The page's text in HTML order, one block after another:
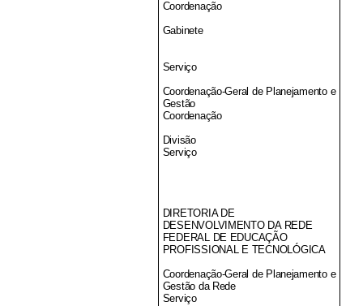
Coordenação
Gabinete
Serviço
Coordenação-Geral de Planejamento e
Gestão
Coordenação
Divisão
Serviço
DIRETORIA DE
DESENVOLVIMENTO DA REDE
FEDERAL DE EDUCAÇÃO
PROFISSIONAL E TECNOLÓGICA
Coordenação-Geral de Planejamento e
Gestão da Rede
Serviço